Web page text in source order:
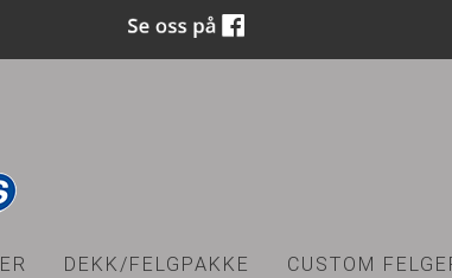
DEKK/FELGPAKKE CUSTOM